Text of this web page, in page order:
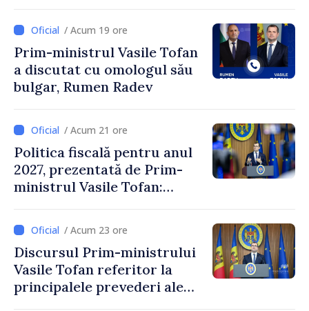
Comitetului Internațional al
Crucii Roșii în Moldova
/ Acum 19 ore
Prim-ministrul Vasile Tofan
a discutat cu omologul său
bulgar, Rumen Radev
/ Acum 21 ore
Politica fiscală pentru anul
2027, prezentată de Prim-
ministrul Vasile Tofan:
stimularea investițiilor și o
taxare mai echitabilă
/ Acum 23 ore
Discursul Prim-ministrului
Vasile Tofan referitor la
principalele prevederi ale